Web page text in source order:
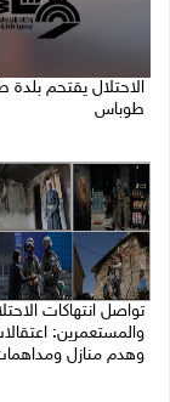
الاحتلال يقتحم
طوباس
تواصل انتهاكات
والمستعمرين:
وهدم منازل